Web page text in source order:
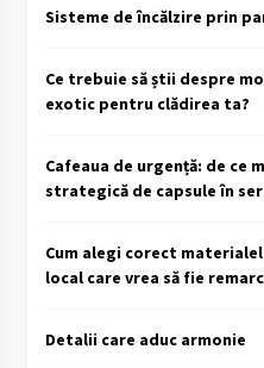
Sisteme de încălzire prin
Ce trebuie să știi despre
exotic pentru clădirea ta?
Cafeaua de urgență: de ce
strategică de capsule în
Cum alegi corect
local care vrea să fie
Detalii care aduc armonie